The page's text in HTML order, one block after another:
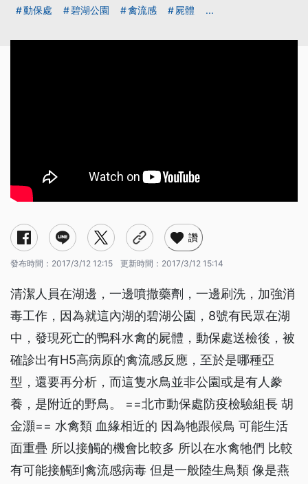
動保處 碧湖公園 禽流感 屍體 ...
讚
發布時間： 2017/3/12 12:15 更新時間： 2017/3/12 15:14
清潔人員在湖邊，一邊噴撒藥劑，一邊刷洗，加強消
毒工作，因為就這內湖的碧湖公園，8號有民眾在湖
中，發現死亡的鴨科水禽的屍體，動保處送檢後，被
確診出有H5高病原的禽流感反應，至於是哪種亞
型，還要再分析，而這隻水鳥並非公園或是有人豢
養，是附近的野鳥。 ==北市動保處防疫檢驗組長 胡
金灝== 水禽類 血緣相近的 因為牠跟候鳥 可能生活
面重疊 所以接觸的機會比較多 所以在水禽牠們 比較
有可能接觸到禽流感病毒 但是一般陸生鳥類 像是燕